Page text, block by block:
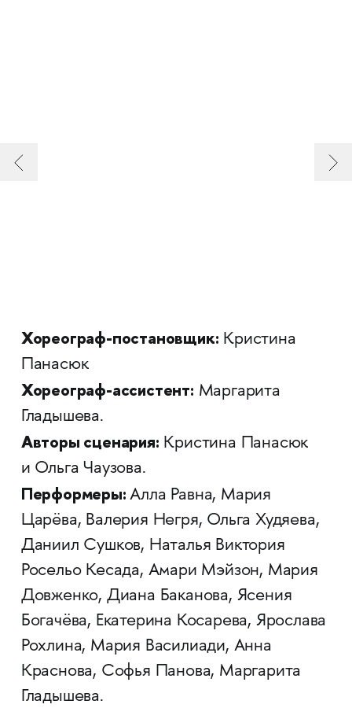
Хореограф-постановщик: Кристина
Панасюк
Хореограф-ассистент: Маргарита
Гладышева.
Авторы сценария: Кристина Панасюк
и Ольга Чаузова.
Перформеры:Алла Равна, Мария
Царёва, Валерия Негря, Ольга Худяева,
Даниил Сушков, Наталья Виктория
Росельо Кесада, Амари Мэйзон, Мария
Довженко, Диана Баканова, Ясения
Богачёва, Екатерина Косарева, Ярослава
Рохлина, Мария Василиади, Анна
Краснова, Софья Панова, Маргарита
Гладышева.